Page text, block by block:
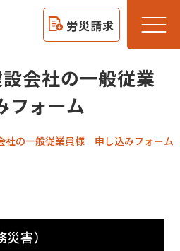
労災請求
会社の一般従業
ォーム
社の一般従業員様 申し込みフォーム
害）